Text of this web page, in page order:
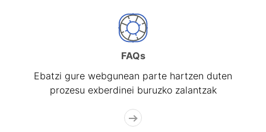
FAQs
Ebatzi gure webgunean parte hartzen duten
prozesu exberdinei buruzko zalantzak